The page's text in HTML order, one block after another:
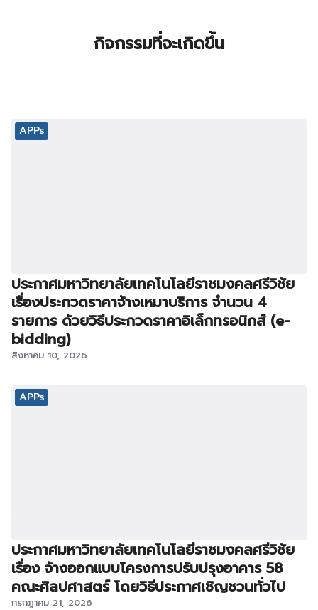
กิจกรรมที่จะเกิดขึ้น
APPs
ประกาศมหาวิทยาลัยเทคโนโลยีราชมงคลศรีวิชัย
เรื่องประกวดราคาจ้างเหมาบริการ จำนวน 4
รายการ ด้วยวิธีประกวดราคาอิเล็กทรอนิกส์ (e-
bidding)
สิงหาคม 10, 2026
APPs
ประกาศมหาวิทยาลัยเทคโนโลยีราชมงคลศรีวิชัย
เรื่อง จ้างออกแบบโครงการปรับปรุงอาคาร 58
คณะศิลปศาสตร์ โดยวิธีประกาศเชิญชวนทั่วไป
กรกฎาคม 21, 2026